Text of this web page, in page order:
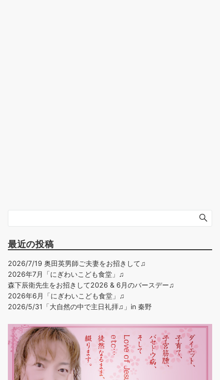
最近の投稿
2026/7/19 奥田英男師ご夫妻をお招きして♫
2026年7月「にぎわいこども食堂」♫
森下辰衛先生をお招きして2026 & 6月のバースデー♫
2026年6月「にぎわいこども食堂」♫
2026/5/31「大自然の中で主日礼拝♫」in 秦野